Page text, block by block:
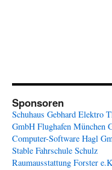
Sponsoren
Schuhaus Gebhard Elektro
GmbH Flughafen München
Computer-Software Hagl
Stable Fahrschule Schulz
Raumausstattung Forster